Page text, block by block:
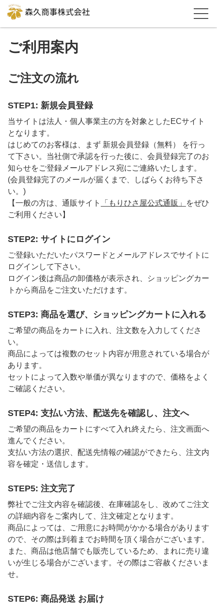
ご利用案内
ご注文の流れ
STEP1: 新規会員登録
当サイトは法人・個人事業主の方を対象としたECサイト
となります。
はじめてのお客様は、まず 新規会員登録（無料） を行っ
て下さい。当社側で承認を行った後に、会員登録完了のお
知らせをご登録メールアドレス宛にご連絡いたします。
(会員登録完了のメールが届くまで、しばらくお待ち下さ
い。)
【一般の方は、通販サイト
「もりひさ屋公式通販」
をぜひ
ご利用ください】
STEP2: サイトにログイン
ご登録いただいたパスワードとメールアドレスでサイトに
ログインして下さい。
ログイン後は商品の卸価格が表示され、ショッピングカー
トから商品をご注文いただけます。
STEP3: 商品を選び、ショッピングカートに入れる
ご希望の商品をカートに入れ、注文数を入力してくださ
い。
商品によっては複数のセット内容が用意されている場合が
あります。
セットによって入数や単価が異なりますので、価格をよく
ご確認ください。
STEP4: 支払い方法、配送先を確認し、注文へ
ご希望の商品をカートにすべて入れ終えたら、注文画面へ
進んでください。
支払い方法の選択、配送先情報の確認ができたら、注文内
容を確定・送信します。
STEP5: 注文完了
弊社でご注文内容を確認後、在庫確認をし、改めてご注文
の詳細内容をご案内して、注文確定となります。
商品によっては、ご用意にお時間がかかる場合があります
ので、その際は到着までお時間を頂く場合がございます。
また、商品は他店舗でも販売しているため、まれに売り違
いが生じる場合がございます。その際はご容赦くださいま
せ。
STEP6: 商品発送 お届け